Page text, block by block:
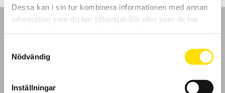
Dessa kan i sin tur kombinera informationen med annan
information som du har tillhandahållit eller som de har
Nödvändig
Inställningar